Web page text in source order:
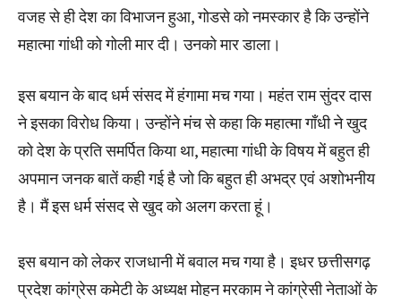
वजह से ही देश का विभाजन हुआ, गोडसे को नमस्कार है कि उन्होंने
महात्मा गांधी को गोली मार दी। उनको मार डाला।
इस बयान के बाद धर्म संसद में हंगामा मच गया। महंत राम सुंदर दास
ने इसका विरोध किया। उन्होंने मंच से कहा कि महात्मा गाँधी ने खुद
को देश के प्रति समर्पित किया था, महात्मा गांधी के विषय में बहुत ही
अपमान जनक बातें कही गई है जो कि बहुत ही अभद्र एवं अशोभनीय
है। मैं इस धर्म संसद से खुद को अलग करता हूं।
इस बयान को लेकर राजधानी में बवाल मच गया है। इधर छत्तीसगढ़
प्रदेश कांग्रेस कमेटी के अध्यक्ष मोहन मरकाम ने कांग्रेसी नेताओं के